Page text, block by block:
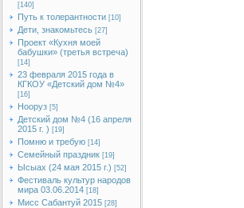
[140]
Путь к толерантности [10]
Дети, знакомьтесь [27]
Проект «Кухня моей
бабушки» (третья встреча)
[14]
23 февраля 2015 года в
КГКОУ «Детский дом №4»
[16]
Нооруз [5]
Детский дом №4 (16 апреля
2015 г. ) [19]
Помню и требую [14]
Семейный праздник [19]
Ысыах (24 мая 2015 г.) [52]
Фестиваль культур народов
мира 03.06.2014 [18]
Мисс Сабантуй 2015 [28]